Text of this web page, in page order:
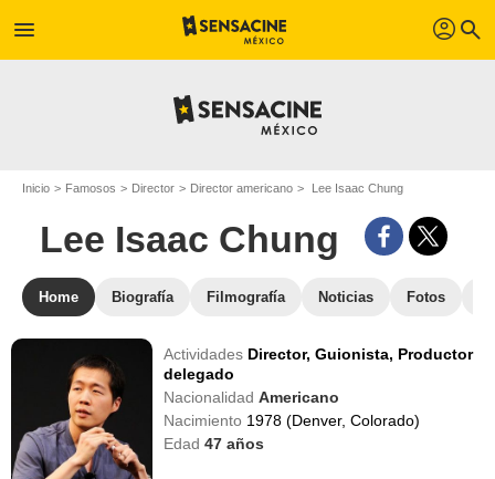
menu profil search
Inicio Famosos Director Director americano Lee Isaac Chung
Lee Isaac Chung
Home Biografía Filmografía Noticias Fotos
Actividades Director,Guionista, Productor
delegado
NacionalidadAmericano
Nacimiento 1978 (Denver, Colorado)
Edad47 años